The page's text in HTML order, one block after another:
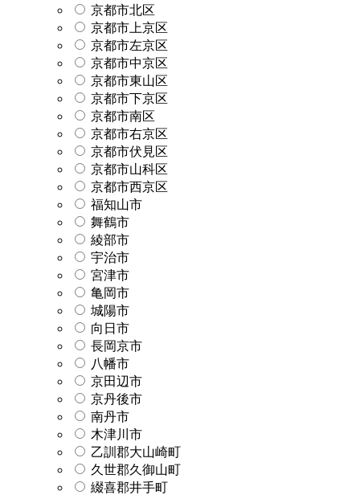
京都市北区
京都市上京区
京都市左京区
京都市中京区
京都市東山区
京都市下京区
京都市南区
京都市右京区
京都市伏見区
京都市山科区
京都市西京区
福知山市
舞鶴市
綾部市
宇治市
宮津市
亀岡市
城陽市
向日市
長岡京市
八幡市
京田辺市
京丹後市
南丹市
木津川市
乙訓郡大山崎町
久世郡久御山町
綴喜郡井手町